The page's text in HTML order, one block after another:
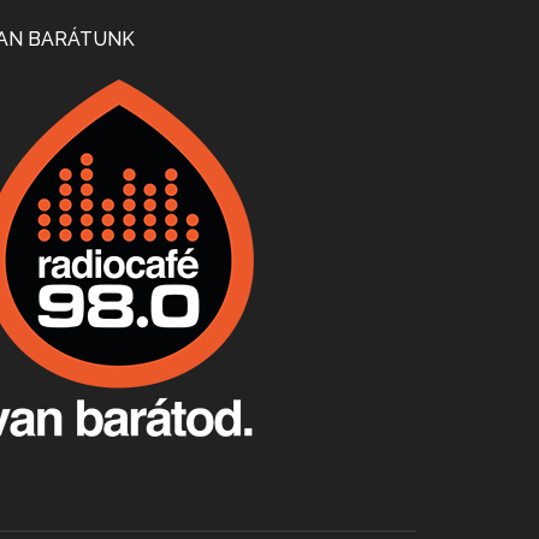
Apr 24, 2026 • 00:38:10
Villány, kékfrankos, Jackfall
Apr 17, 2026 • 00:35:38
Apr 9, 2026 • 00:37:17
BARÁTUNK